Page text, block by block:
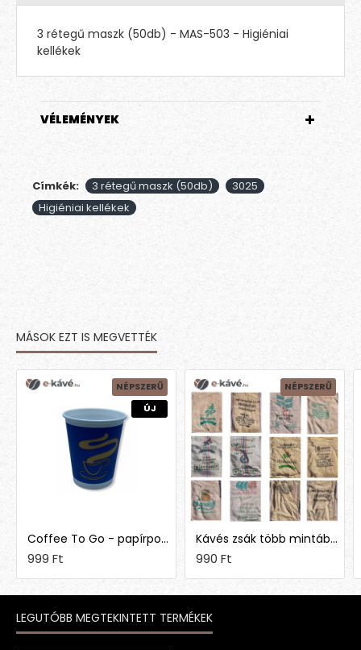
3 rétegű maszk (50db) - MAS-503 - Higiéniai
kellékek
VÉLEMÉNYEK
Címkék: 3 rétegű maszk (50db)
3025
Higiéniai kellékek
MÁSOK EZT IS MEGVETTÉK
NÉPSZERŰ
ÚJ
Coffee To Go - papírpohár 1,5 dl (50 db)
999 Ft
NÉPSZERŰ
Kávés zsák több mintában
990 Ft
LEGUTÓBB MEGTEKINTETT TERMÉKEK